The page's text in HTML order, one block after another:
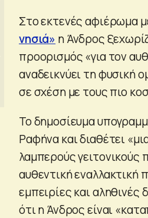
Στο εκτενές αφιέρωμα
νησιά» η Άνδρος
προορισμός «για τον
αναδεικνύει τη φυσική
σε σχέση με τους πιο
Το δημοσίευμα
Ραφήνα και διαθέτει
λαμπερούς
αυθεντική εναλλακτική
εμπειρίες και αληθινές
ότι η Άνδρος είναι